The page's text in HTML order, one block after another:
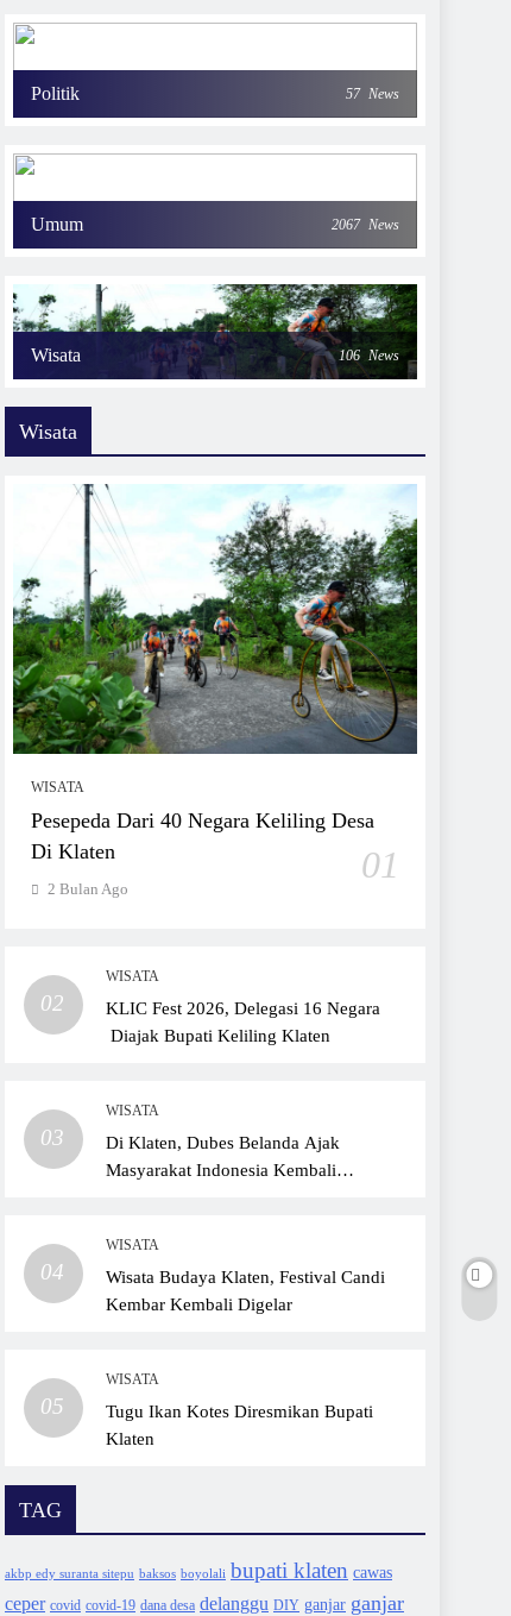
Politik 57 News
Umum 2067 News
Wisata 106 News
Wisata
WISATA
Pesepeda Dari 40 Negara Keliling Desa
Di Klaten
01
2 Bulan Ago
02
WISATA
KLIC Fest 2026, Delegasi 16 Negara
Diajak Bupati Keliling Klaten
03
WISATA
Di Klaten, Dubes Belanda Ajak
Masyarakat Indonesia Kembali
04
WISATA
Wisata Budaya Klaten, Festival Candi
Kembar Kembali Digelar
05
WISATA
Tugu Ikan Kotes Diresmikan Bupati
Klaten
TAG
akbp edy suranta sitepu baksos boyolali bupati klaten cawas
ceper covid covid-19 dana desa delanggu DIY ganjar ganjar